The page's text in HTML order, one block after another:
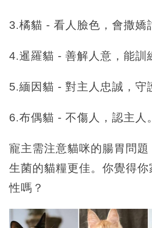
3.橘貓 - 看人臉色，會撒嬌
4.暹羅貓 - 善解人意，能訓
5.緬因貓 - 對主人忠誠，守
6.布偶貓 - 不傷人，認主人。
寵主需注意貓咪的腸胃問題
生菌的貓糧更佳。你覺得你
性嗎？